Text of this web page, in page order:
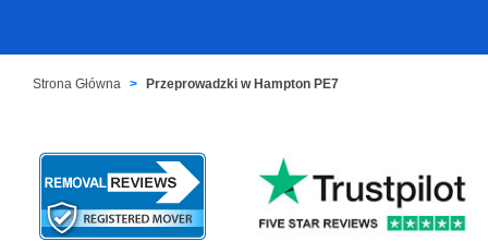
Strona Główna Przeprowadzki w Hampton PE7